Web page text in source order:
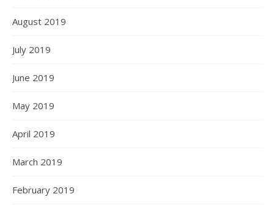
August 2019
July 2019
June 2019
May 2019
April 2019
March 2019
February 2019